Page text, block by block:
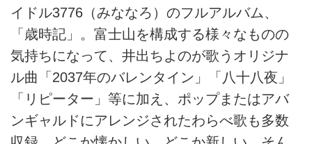
イドル3776（みななろ）のフルアルバム、
「歳時記」。富士山を構成する様々なものの
気持ちになって、井出ちよのが歌うオリジナ
ル曲「2037年のバレンタイン」「八十八夜」
「リピーター」等に加え、ポップまたはアバ
ンギャルドにアレンジされたわらべ歌も多数